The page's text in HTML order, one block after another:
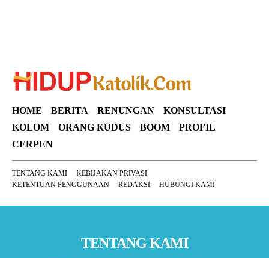
HOME BERITA RENUNGAN
KONSULTASI
KOLOM
ORANG KUDUS BOOM
PROFIL
CERPEN
TENTANG KAMI
KEBIJAKAN PRIVASI
KETENTUAN PENGGUNAAN
REDAKSI HUBUNGI KAMI
TENTANG KAMI